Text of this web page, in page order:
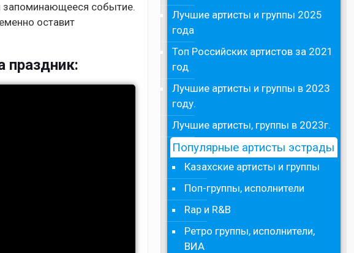
запоминающееся событие.
оставит
праздник:
Лучшие артисты и группы 2025
года
Топ Российских артистов за 2021
год
Лучшие артисты и группы в 2023
году.
Лучшие артисты, группы в 2023г.
Популярные артисты эстрады
Казахские артисты и группы
Поп-группы, исполнители
Rap и R&B
Ретро группы, исполнители,
ВИА